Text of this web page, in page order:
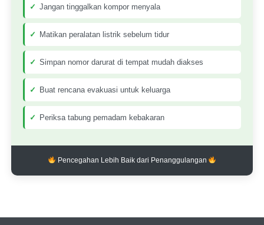
Jangan tinggalkan kompor menyala
Matikan peralatan listrik sebelum tidur
Simpan nomor darurat di tempat mudah diakses
Buat rencana evakuasi untuk keluarga
Periksa tabung pemadam kebakaran
Pencegahan Lebih Baik dari Penanggulangan